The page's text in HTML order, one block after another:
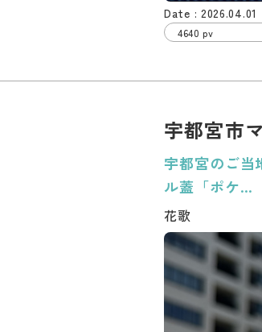
2026.04.01
4640 pv
宇都宮市
宇都宮のご当
ル蓋「ポケ…
花歌